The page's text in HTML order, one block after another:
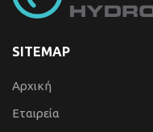
SITEMAP
Αρχική
Εταιρεία